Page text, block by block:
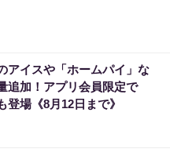
アイスや「ホームパイ」な
追加！アプリ会員限定で
登場《8月12日まで》